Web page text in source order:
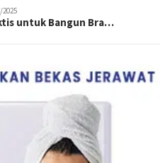
2025
untuk Bangun Bra…